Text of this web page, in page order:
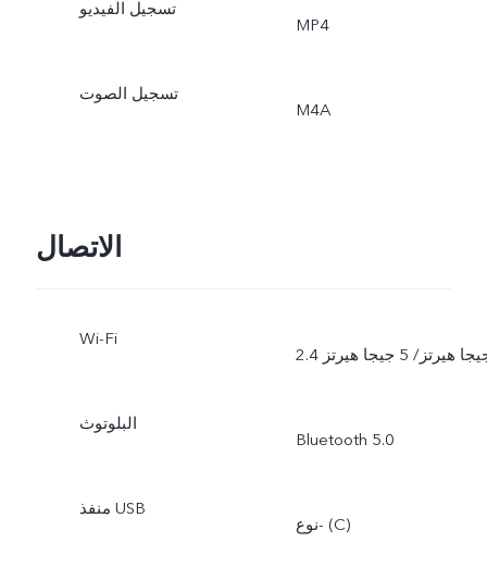
تسجيل الفيديو
MP4
تسجيل الصوت
M4A
الاتصال
Wi-Fi
جيجا هيرتز/ 5 جيجا هيرتز
البلوتوث
Bluetooth 5.0
منفذ USB
نوع- (C)